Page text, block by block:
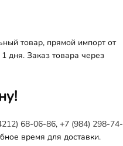
товар, прямой импорт от
дня. Заказ товара через
68-06-86, +7 (984) 298-74-
время для доставки.